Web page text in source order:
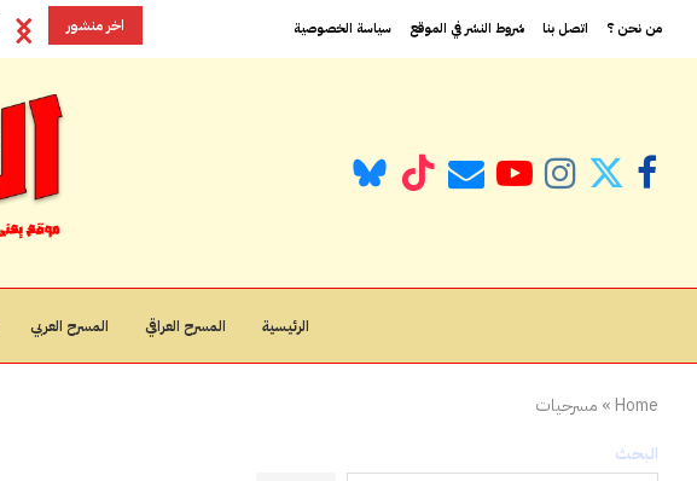
من نحن ؟ اتصل بنا شروط النشر في الموقع سياسة الخصوصية اخر منشور
الرئيسية المسرح العراقي المسرح العربي
Home
» مسرحيات
البحث